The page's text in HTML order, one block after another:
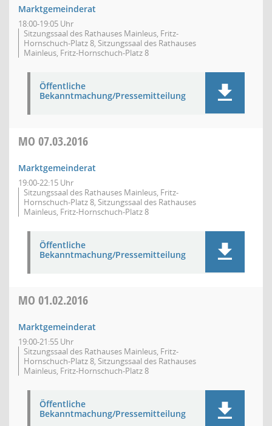
Marktgemeinderat
18:00-19:05 Uhr
Sitzungssaal des Rathauses Mainleus, Fritz-
Hornschuch-Platz 8, Sitzungssaal des Rathauses
Mainleus, Fritz-Hornschuch-Platz 8
Öffentliche
Bekanntmachung/Pressemitteilung
MO 07.03.2016
Marktgemeinderat
19:00-22:15 Uhr
Sitzungssaal des Rathauses Mainleus, Fritz-
Hornschuch-Platz 8, Sitzungssaal des Rathauses
Mainleus, Fritz-Hornschuch-Platz 8
Öffentliche
Bekanntmachung/Pressemitteilung
MO 01.02.2016
Marktgemeinderat
19:00-21:55 Uhr
Sitzungssaal des Rathauses Mainleus, Fritz-
Hornschuch-Platz 8, Sitzungssaal des Rathauses
Mainleus, Fritz-Hornschuch-Platz 8
Öffentliche
Bekanntmachung/Pressemitteilung